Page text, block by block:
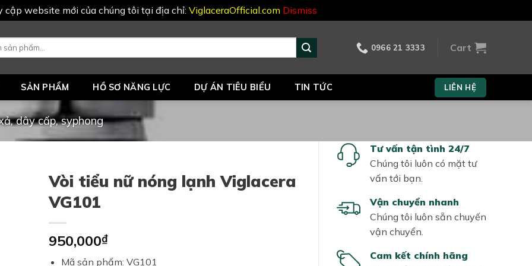
cập website mới của chúng tôi tại địa chỉ: ViglaceraOfficial.com Dismiss
0966 21 3333 Cart
SẢN PHẨM HỒ SƠ NĂNG LỰC DỰ ÁN TIÊU BIỂU TIN TỨC LIÊN HỆ
dây cấp, syphong
Tư vấn tận tình 24/7
Chúng tôi luôn có mặt tư
vấn tới bạn.
Vận chuyển nhanh
Chúng tôi luôn sẵn chuyến
vận chuyển.
Cam kết chính hãng
Vòi tiểu nữ nóng lạnh Viglacera
VG101
950,000₫
Mã sản phẩm: VG101